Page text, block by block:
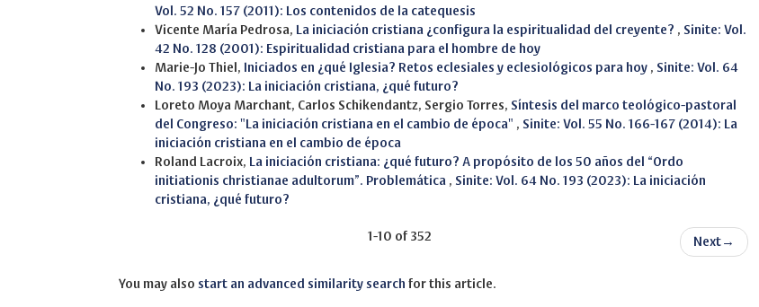
Vol. 52 No. 157 (2011): Los contenidos de la catequesis
Vicente María Pedrosa, La iniciación cristiana ¿configura la espiritualidad del creyente? , Sinite: Vol.
42 No. 128 (2001): Espiritualidad cristiana para el hombre de hoy
Marie-Jo Thiel, Iniciados en ¿qué Iglesia? Retos eclesiales y eclesiológicos para hoy , Sinite: Vol. 64
No. 193 (2023): La iniciación cristiana, ¿qué futuro?
Loreto Moya Marchant, Carlos Schikendantz, Sergio Torres, Síntesis del marco teológico-pastoral
del Congreso: "La iniciación cristiana en el cambio de época" , Sinite: Vol. 55 No. 166-167 (2014): La
iniciación cristiana en el cambio de época
Roland Lacroix, La iniciación cristiana: ¿qué futuro? A propósito de los 50 años del “Ordo
initiationis christianae adultorum”. Problemática , Sinite: Vol. 64 No. 193 (2023): La iniciación
cristiana, ¿qué futuro?
1-10 of 352 Next →
You may also start an advanced similarity search for this article.